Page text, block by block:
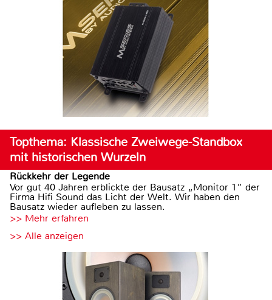
Topthema: Klassische Zweiwege-Standbox
mit historischen Wurzeln
Rückkehr der Legende
Vor gut 40 Jahren erblickte der Bausatz „Monitor 1“ der
Firma Hifi Sound das Licht der Welt. Wir haben den
Bausatz wieder aufleben zu lassen.
>> Mehr erfahren
>> Alle anzeigen